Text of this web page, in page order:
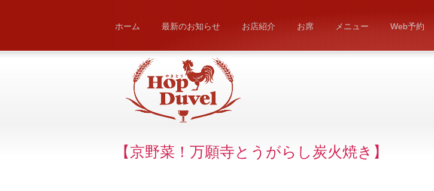
ホーム 最新のお知らせ お店紹介 お席 メニュー Web予約
【京野菜！万願寺とうがらし炭火焼き】